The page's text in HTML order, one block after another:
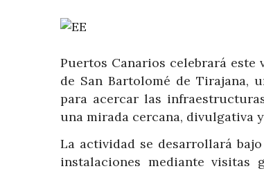
Puertos Canarios celebrará
de San Bartolomé de Tirajana,
para acercar las
una mirada cercana, divulgativa
La actividad se desarrollará
instalaciones mediante visitas